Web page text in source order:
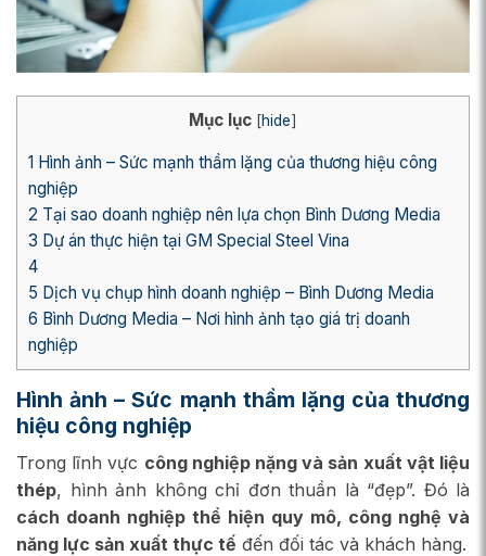
Mục lục [hide]
1 Hình ảnh – Sức mạnh thầm lặng của thương hiệu công
nghiệp
2 Tại sao doanh nghiệp nên lựa chọn Bình Dương Media
3 Dự án thực hiện tại GM Special Steel Vina
4
5 Dịch vụ chụp hình doanh nghiệp – Bình Dương Media
6 Bình Dương Media – Nơi hình ảnh tạo giá trị doanh
nghiệp
Hình ảnh – Sức mạnh thầm lặng của thương
hiệu công nghiệp
Trong lĩnh vực công nghiệp nặng và sản xuất vật liệu
thép, hình ảnh không chỉ đơn thuần là “đẹp”. Đó là
cách doanh nghiệp thể hiện quy mô, công nghệ và
năng lực sản xuất thực tế đến đối tác và khách hàng.